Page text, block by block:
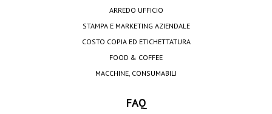
ARREDO UFFICIO
STAMPA E MARKETING AZIENDALE
COSTO COPIA ED ETICHETTATURA
FOOD & COFFEE
MACCHINE, CONSUMABILI
FAQ